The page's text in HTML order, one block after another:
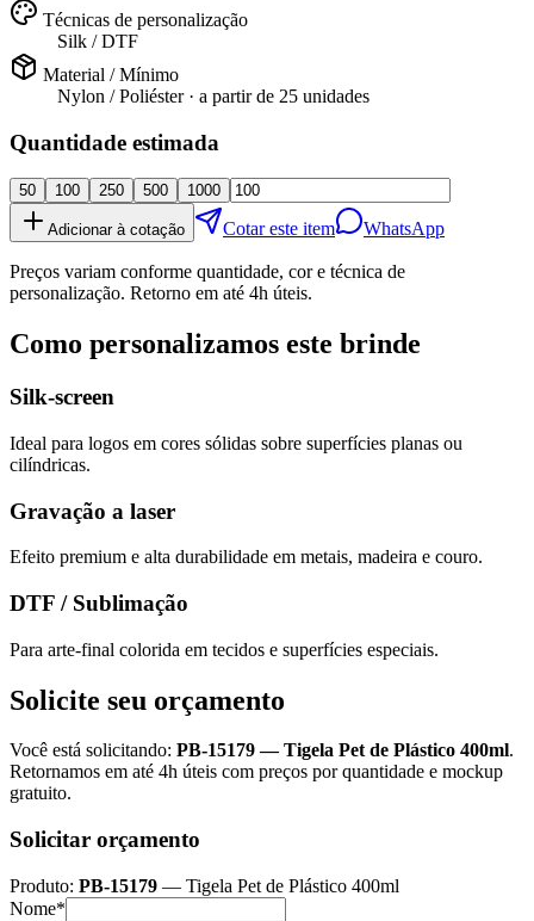
Técnicas de personalização
Silk / DTF
Material / Mínimo
Nylon / Poliéster· a partir de 25 unidades
Quantidade estimada
50 100 250 500 1000
Adicionar à cotação Cotar este item WhatsApp
Preços variam conforme quantidade, cor e técnica de
personalização. Retorno em até 4h úteis.
Como personalizamos este brinde
Silk-screen
Ideal para logos em cores sólidas sobre superfícies planas ou
cilíndricas.
Gravação a laser
Efeito premium e alta durabilidade em metais, madeira e couro.
DTF / Sublimação
Para arte-final colorida em tecidos e superfícies especiais.
Solicite seu orçamento
Você está solicitando: PB-15179—Tigela Pet de Plástico 400ml.
Retornamos em até 4h úteis com preços por quantidade e mockup
gratuito.
Solicitar orçamento
Produto: PB-15179 — Tigela Pet de Plástico 400ml
Nome*